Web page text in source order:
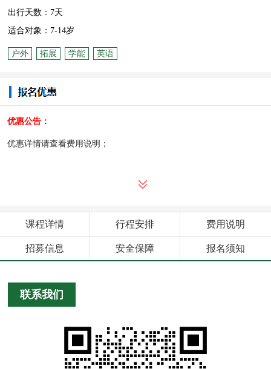
出行天数：7天
适合对象：7-14岁
户外 拓展 学能 英语
优惠公告：
优惠详情请查看费用说明；
课程详情 行程安排 费用说明
招募信息 安全保障 报名须知
联系我们